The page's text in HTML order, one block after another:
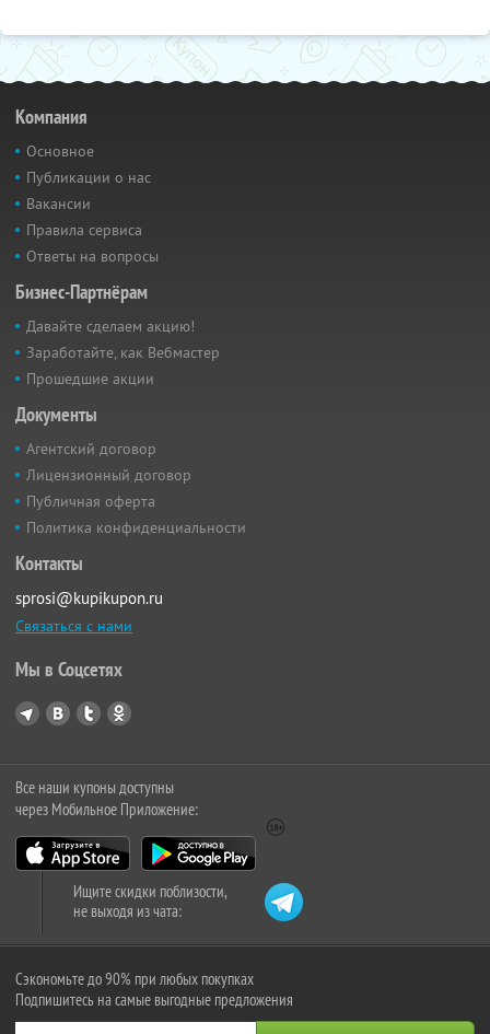
Компания
Основное
Публикации о нас
Вакансии
Правила сервиса
Ответы на вопросы
Бизнес-Партнёрам
Давайте сделаем акцию!
Заработайте, как Вебмастер
Прошедшие акции
Документы
Агентский договор
Лицензионный договор
Публичная оферта
Политика конфиденциальности
Контакты
sprosi@kupikupon.ru
Связаться с нами
Мы в Соцсетях
Все наши купоны доступны
через Мобильное Приложение:
Ищите скидки поблизости,
не выходя из чата:
Сэкономьте до 90% при любых покупках
Подпишитесь на самые выгодные предложения